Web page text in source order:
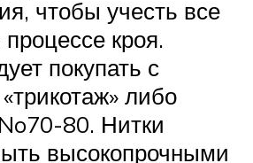
чтобы учесть все
кроя.
покупать с
либо
80. Нитки
высокопрочными